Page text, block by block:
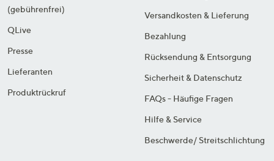
(gebührenfrei)
QLive
Presse
Lieferanten
Produktrückruf
Versandkosten & Lieferung
Bezahlung
Rücksendung & Entsorgung
Sicherheit & Datenschutz
FAQs - Häufige Fragen
Hilfe & Service
Beschwerde/ Streitschlichtung